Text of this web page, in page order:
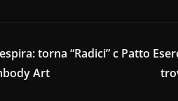
torna “Radici” c
Art
Patto